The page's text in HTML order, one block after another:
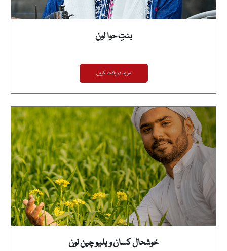
بنتِ حوا لون
مزید دریافت کریں
خوشحال کسان ویلیو چین لون